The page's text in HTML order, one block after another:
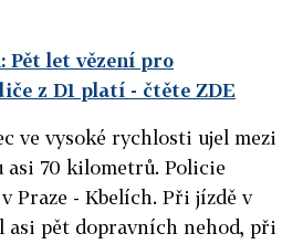
Pět let vězení pro
z D1 platí - čtěte ZDE
ve vysoké rychlosti ujel mezi
asi 70 kilometrů. Policie
v Praze - Kbelích. Při jízdě v
asi pět dopravních nehod, při